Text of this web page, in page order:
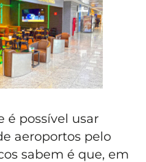
é possível usar
aeroportos pelo
sabem é que, em